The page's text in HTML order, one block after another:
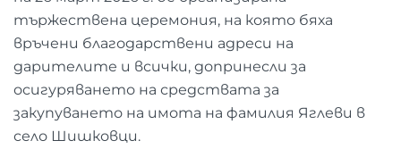
тържествена церемония, на която бяха
връчени благодарствени адреси на
дарителите и всички, допринесли за
осигуряването на средствата за
закупуването на имота на фамилия Яглеви в
село Шишковци.